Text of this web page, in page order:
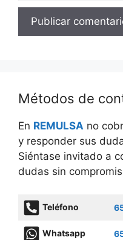
Métodos de
En REMULSA no
y responder sus
Siéntase invitado a
dudas sin
Teléfono
Whatsapp